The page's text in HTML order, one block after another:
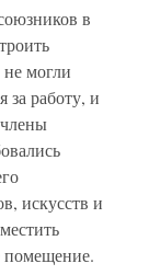
в
могли
за работу, и
искусств и
помещение.